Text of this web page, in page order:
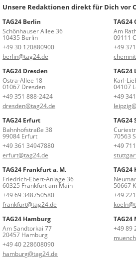
Unsere Redaktionen direkt für Dich vor
TAG24 Berlin
Schönhauser Allee 36
10435 Berlin
+49 30 120880900
berlin@tag24.de
TAG24
Am
09111
+49
TAG24 Dresden
Ostra-Allee 18
01067 Dresden
+49 351 888-2424
dresden@tag24.de
TAG24
Karl-
04107
+49
TAG24 Erfurt
Bahnhofstraße 38
99084 Erfurt
+49 361 34947880
erfurt@tag24.de
70563
+49
TAG24 Frankfurt a. M.
Friedrich-Ebert-Anlage 36
60325 Frankfurt am Main
+49 69 348750580
frankfurt@tag24.de
TAG24
50667
+49
TAG24 Hamburg
Am Sandtorkai 77
20457 Hamburg
+49 40 228608090
hamburg@tag24.de
TAG24
+49 89